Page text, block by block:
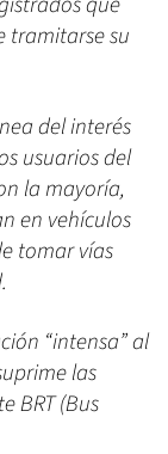
tramitarse su
del interés
usuarios del
la mayoría,
en vehículos
tomar vías
“intensa” al
las
BRT (Bus